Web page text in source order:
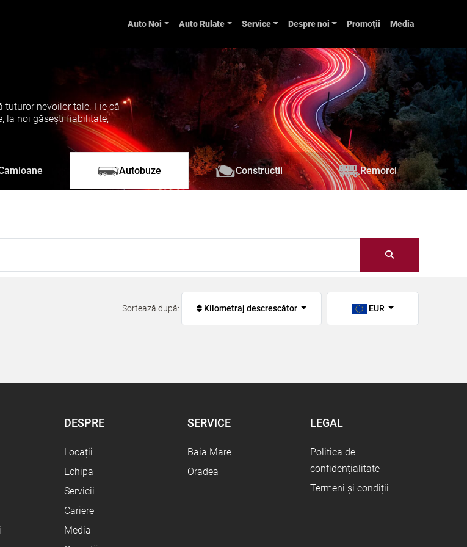
Auto Noi Auto Rulate Service Despre noi Promoții Media
nevoilor tale. Fie că
la noi găsești fiabilitate,
Autobuze Construcții Remorci
Sortează după: Kilometraj descrescător EUR
DESPRE
Locații
Echipa
Servicii
Cariere
Media
SERVICE
Baia Mare
Oradea
LEGAL
Politica de
confidențialitate
Termeni și condiții